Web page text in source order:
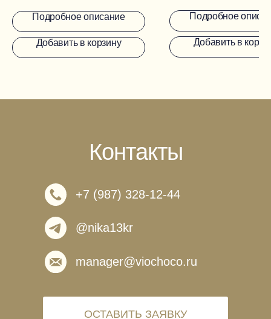
Подробное описание
Добавить в корзину
Подробное
Добавить в
Контакты
+7 (987) 328-12-44
@nika13kr
manager@viochoco.ru
ОСТАВИТЬ ЗАЯВКУ